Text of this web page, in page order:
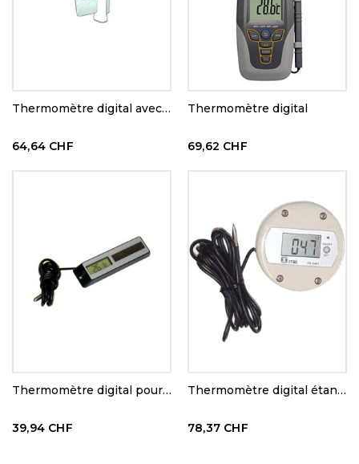
Thermomètre digital avec alarme -50+100°C
64,64 CHF
Thermomètre digital
69,62 CHF
Thermomètre digital pour bac frigorifique
39,94 CHF
Thermomètre digital étanche
78,37 CHF